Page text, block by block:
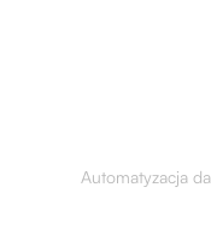
Automatyzacja